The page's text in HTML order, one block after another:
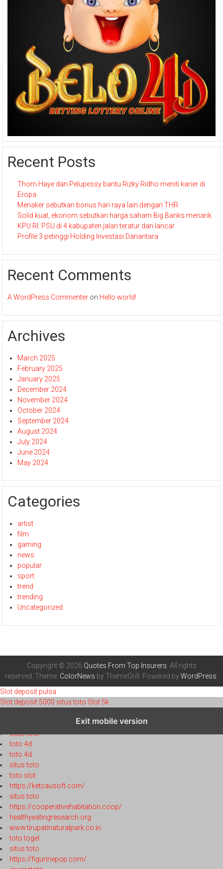
Recent Posts
Thom Haye dan Pelupessy bantu Rizky Ridho meniti karier di
Eropa
Menaker sebutkan bonus hari raya lain dengan THR
Solid kuat, ekonom sebutkan harga saham Big Banks menarik
KPU RI: PSU di 4 kabupaten jalan teratur dan lancar
Profile 3 petinggi Holding Investasi Danantara
Recent Comments
A WordPress Commenter on Hello world!
Archives
March 2025
February 2025
January 2025
December 2024
November 2024
October 2024
September 2024
August 2024
July 2024
June 2024
May 2024
Categories
artist
film
gaming
news
popular
sport
trend
trending
Uncategorized
Copyright © 2026 Quotes From Top Insurers . All rights
reserved. Theme: ColorNews by ThemeGrill. Powered byWordPress
Slot deposit pulsa
Slot deposit 5000 situs toto Slot 5k
Exit mobile version
situs toto
toto 4d
toto 4d
situs toto
toto slot
https://ketcausoft.com/
situs toto
https://cooperativehabitation.coop/
healthyeatingresearch.org
www.tirupatinaturalpark.co.in
toto togel
situs toto
https://figurinepop.com/